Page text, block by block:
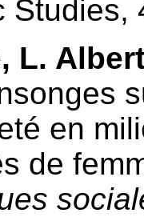
Studies,
L.
en
de